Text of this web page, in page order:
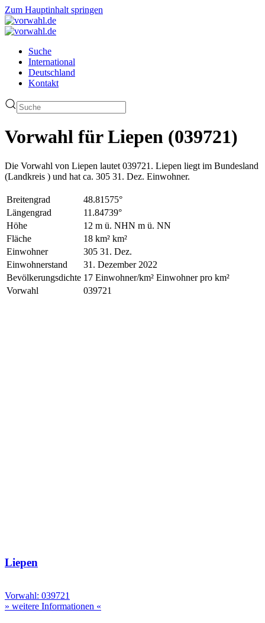
Zum Hauptinhalt springen
Suche
International
Deutschland
Kontakt
Vorwahl für Liepen (039721)
Die Vorwahl von Liepen lautet 039721. Liepen liegt im Bundesland
(Landkreis ) und hat ca. 305 31. Dez. Einwohner.
Breitengrad
48.81575°
Längengrad
11.84739°
Höhe
12 m ü. NHN m ü. NN
Fläche
18 km² km²
Einwohner
305 31. Dez.
Einwohnerstand
31. Dezember 2022
Bevölkerungsdichte 17 Einwohner/km² Einwohner pro km²
Vorwahl
039721
Liepen
Vorwahl: 039721
» weitere Informationen «